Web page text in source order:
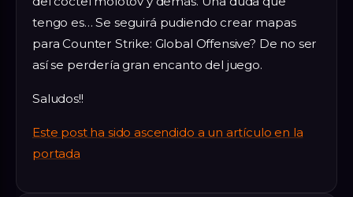
tengo es… Se seguirá pudiendo crear mapas
para Counter Strike: Global Offensive? De no ser
así se perdería gran encanto del juego.
Saludos!!
Este post ha sido ascendido a un artículo en la
portada